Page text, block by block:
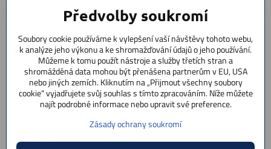
Ne : zavřeno
Ne : zavřeno
Navigace:
Kontaktujte nás
Předvolby soukromí
Soubory cookie používáme k vylepšení vaší návštěvy tohoto webu,
k analýze jeho výkonu a ke shromažďování údajů o jeho používání.
Můžeme k tomu použít nástroje a služby třetích stran a
shromážděná data mohou být přenášena partnerům v EU, USA
nebo jiných zemích. Kliknutím na „Přijmout všechny soubory
cookie“ vyjadřujete svůj souhlas s tímto zpracováním. Níže můžete
najít podrobné informace nebo upravit své preference.
Zásady ochrany soukromí